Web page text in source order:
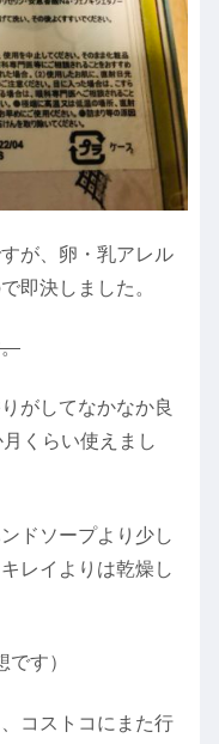
が、卵・乳アレル
即決しました。
がしてなかなか良
くらい使えまし
ドソープより少し
レイよりは乾燥し
す）
コストコにまた行